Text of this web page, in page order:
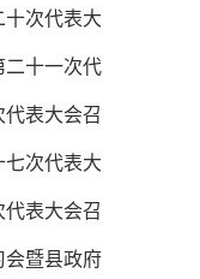
十次代表大
二十一次代
表大会召
七次代表大
表大会召
会暨县政府